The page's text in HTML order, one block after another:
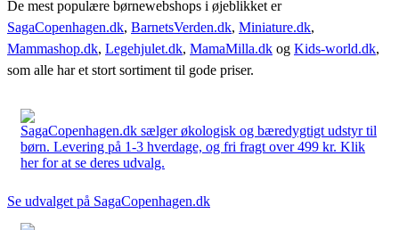
De mest populære børnewebshops i øjeblikket er
SagaCopenhagen.dk, BarnetsVerden.dk, Miniature.dk,
Mammashop.dk, Legehjulet.dk, MamaMilla.dk og Kids-world.dk,
som alle har et stort sortiment til gode priser.
SagaCopenhagen.dk sælger økologisk og bæredygtigt udstyr til
børn. Levering på 1-3 hverdage, og fri fragt over 499 kr. Klik
her for at se deres udvalg.
Se udvalget på SagaCopenhagen.dk